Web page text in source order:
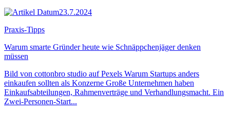
23.7.2024
Praxis-Tipps
Warum smarte Gründer heute wie Schnäppchenjäger denken
müssen
Bild von cottonbro studio auf Pexels Warum Startups anders
einkaufen sollten als Konzerne Große Unternehmen haben
Einkaufsabteilungen, Rahmenverträge und Verhandlungsmacht. Ein
Zwei-Personen-Start...